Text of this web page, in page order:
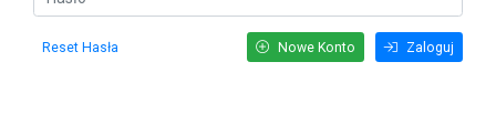
Zaloguj
Nowe Konto
Reset Hasła